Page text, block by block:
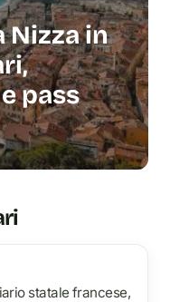
Nizza in
pass
statale francese,